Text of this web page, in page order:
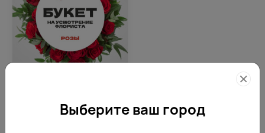
флориста из роз Эквадор в
Выберите ваш город